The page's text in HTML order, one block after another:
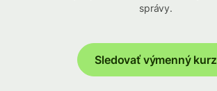
správy.
Sledovať výmenný kurz